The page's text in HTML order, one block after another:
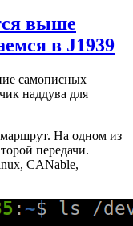
выше
в J1939
самописных
наддува для
На одном из
передачи.
CANable,